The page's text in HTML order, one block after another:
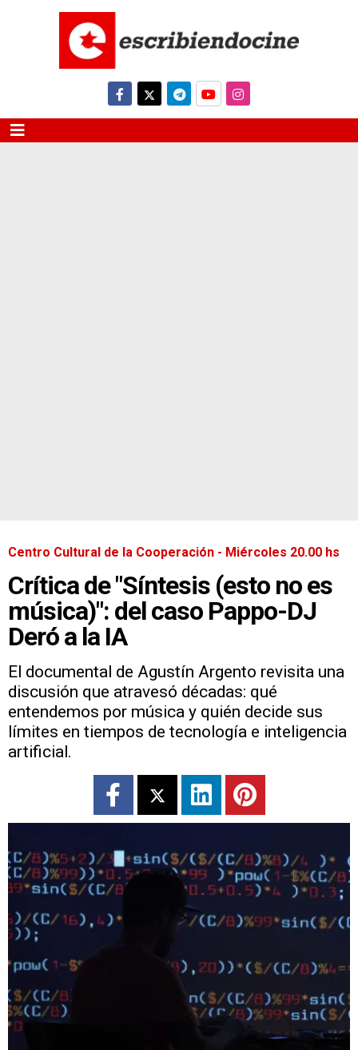
Centro Cultural de la Cooperación - Miércoles 20.00 hs
Crítica de "Síntesis (esto no es
música)": del caso Pappo-DJ
Deró a la IA
El documental de Agustín Argento revisita una
discusión que atravesó décadas: qué
entendemos por música y quién decide sus
límites en tiempos de tecnología e inteligencia
artificial.